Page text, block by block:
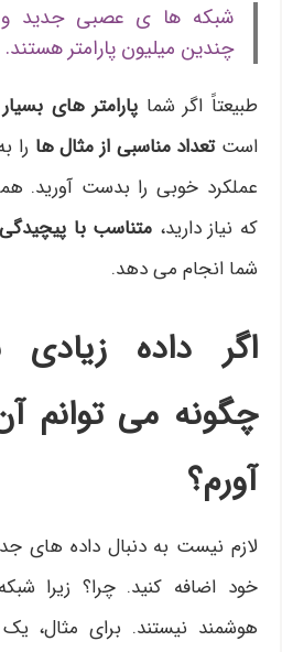
شبکه ها ی عصبی جدید و
چندین میلیون پارامتر هستند.
طبیعتاً اگر شما پارامتر های
استتعداد مناسبی از مثال ها را
عملکرد خوبی را بدست آورید.
که نیاز دارید، متناسب با پیچیدگی
شما انجام می دهد.
اگر داده زیادی
چگونه می توانم
آورم؟
لازم نیست به دنبال داده های
خود اضافه کنید. چرا؟ زیرا
هوشمند نیستند. برای مثال،